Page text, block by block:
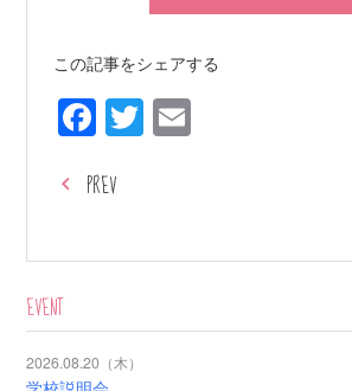
この記事をシェアする
Facebook
Twitter
Email
PREV
EVENT
2026.08.20（木）